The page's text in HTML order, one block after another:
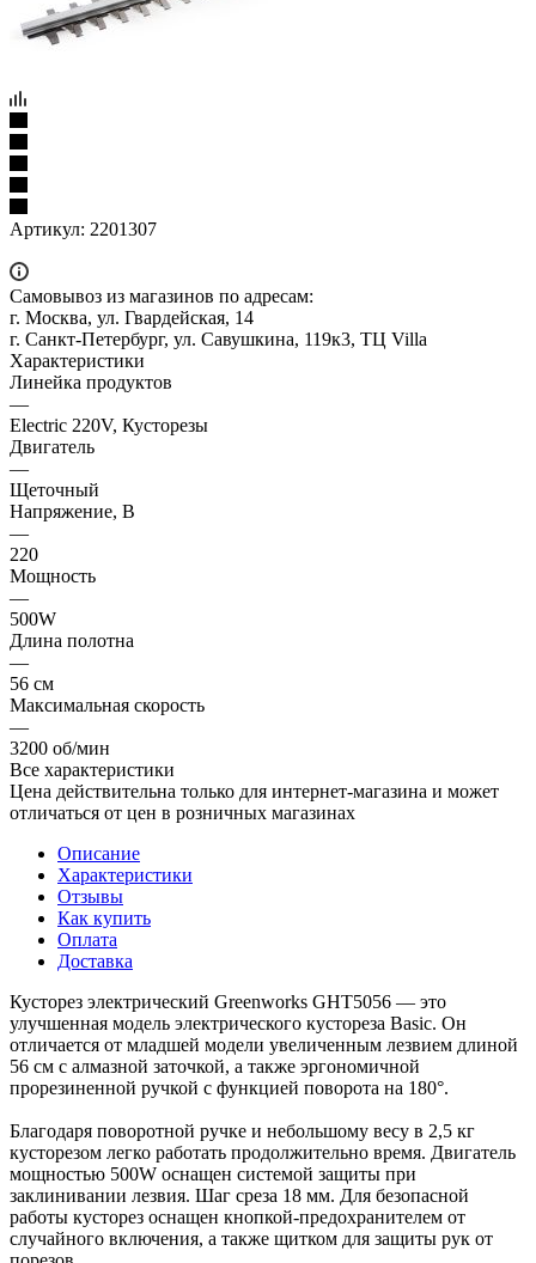
Артикул: 2201307
Самовывоз из магазинов по адресам:
г. Москва, ул. Гвардейская, 14
г. Санкт-Петербург, ул. Савушкина, 119к3, ТЦ Villa
Характеристики
Линейка продуктов
—
Electric 220V, Кусторезы
Двигатель
—
Щеточный
Напряжение, В
—
220
Мощность
—
500W
Длина полотна
—
56 см
Максимальная скорость
—
3200 об/мин
Все характеристики
Цена действительна только для интернет-магазина и может
отличаться от цен в розничных магазинах
Описание
Характеристики
Отзывы
Как купить
Оплата
Доставка
Кусторез электрический Greenworks GHT5056 — это
улучшенная модель электрического кустореза Basic. Он
отличается от младшей модели увеличенным лезвием длиной
56 см с алмазной заточкой, а также эргономичной
прорезиненной ручкой с функцией поворота на 180°.
Благодаря поворотной ручке и небольшому весу в 2,5 кг
кусторезом легко работать продолжительно время. Двигатель
мощностью 500W оснащен системой защиты при
заклинивании лезвия. Шаг среза 18 мм. Для безопасной
работы кусторез оснащен кнопкой-предохранителем от
случайного включения, а также щитком для защиты рук от